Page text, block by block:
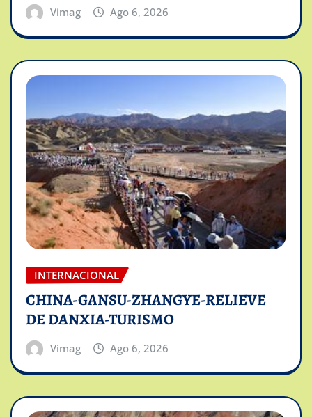
Vimag Ago 6, 2026
INTERNACIONAL
CHINA-GANSU-ZHANGYE-RELIEVE
DE DANXIA-TURISMO
Vimag Ago 6, 2026